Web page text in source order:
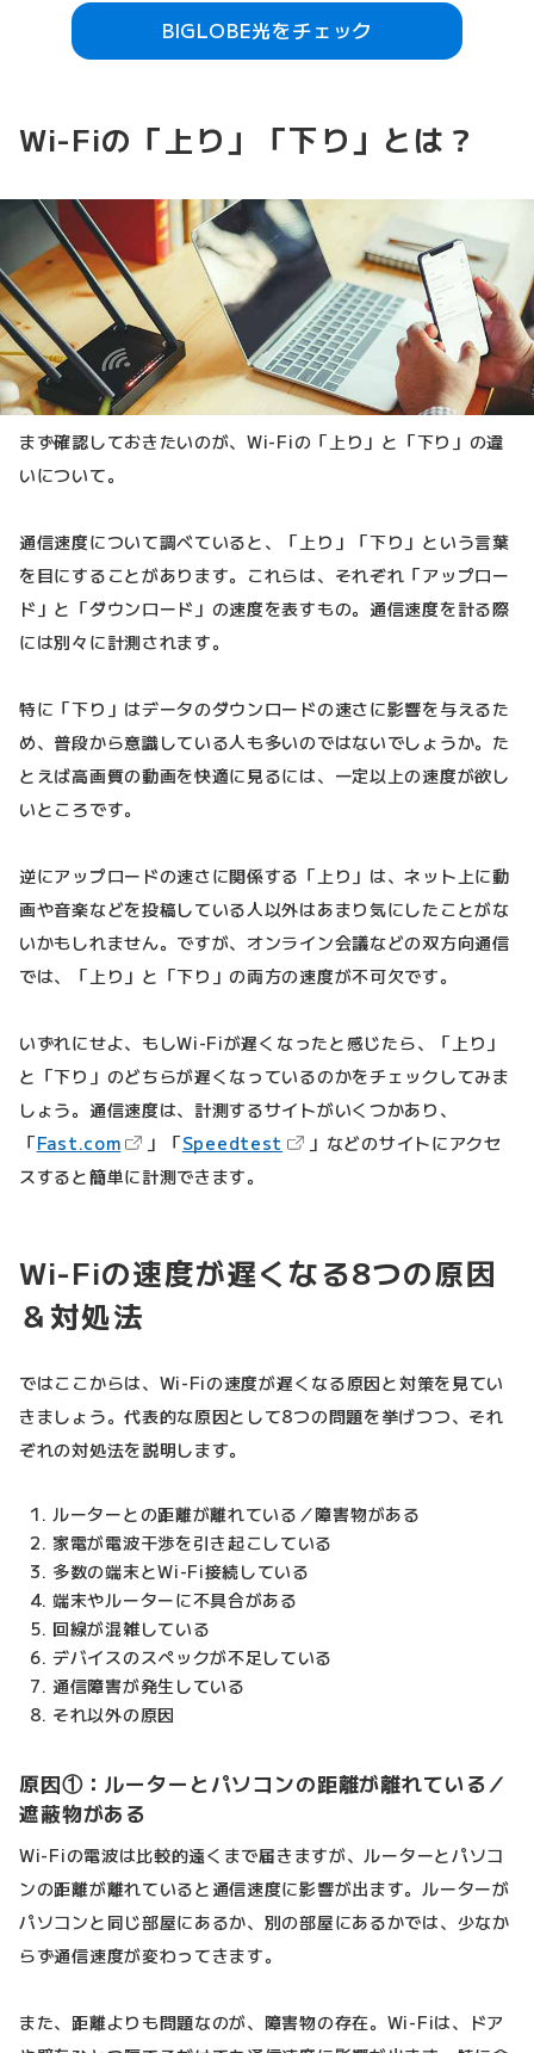
BIGLOBE光をチェック
Wi-Fiの「上り」「下り」とは？
まず確認しておきたいのが、Wi-Fiの「上り」と「下り」の違
いについて。
通信速度について調べていると、「上り」「下り」という言葉
を目にすることがあります。これらは、それぞれ「アップロー
ド」と「ダウンロード」の速度を表すもの。通信速度を計る際
には別々に計測されます。
特に「下り」はデータのダウンロードの速さに影響を与えるた
め、普段から意識している人も多いのではないでしょうか。た
とえば高画質の動画を快適に見るには、一定以上の速度が欲し
いところです。
逆にアップロードの速さに関係する「上り」は、ネット上に動
画や音楽などを投稿している人以外はあまり気にしたことがな
いかもしれません。ですが、オンライン会議などの双方向通信
では、「上り」と「下り」の両方の速度が不可欠です。
いずれにせよ、もしWi-Fiが遅くなったと感じたら、「上り」
と「下り」のどちらが遅くなっているのかをチェックしてみま
しょう。通信速度は、計測するサイトがいくつかあり、
「Fast.com（新しいタブで開きます）
」「Speedtest （新しいタブで開きます）
」などのサイトにアクセ
スすると簡単に計測できます。
Wi-Fiの速度が遅くなる8つの原因
＆対処法
ではここからは、Wi-Fiの速度が遅くなる原因と対策を見てい
きましょう。代表的な原因として8つの問題を挙げつつ、それ
ぞれの対処法を説明します。
ルーターとの距離が離れている／障害物がある
家電が電波干渉を引き起こしている
多数の端末とWi-Fi接続している
端末やルーターに不具合がある
回線が混雑している
デバイスのスペックが不足している
通信障害が発生している
それ以外の原因
原因①：ルーターとパソコンの距離が離れている／
遮蔽物がある
Wi-Fiの電波は比較的遠くまで届きますが、ルーターとパソコ
ンの距離が離れていると通信速度に影響が出ます。ルーターが
パソコンと同じ部屋にあるか、別の部屋にあるかでは、少なか
らず通信速度が変わってきます。
また、距離よりも問題なのが、障害物の存在。Wi-Fiは、ドア